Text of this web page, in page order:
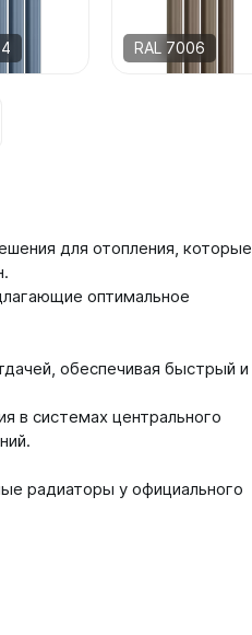
RAL 7006
для отопления, которые
оптимальное
обеспечивая быстрый и
в системах центрального
радиаторы у официального